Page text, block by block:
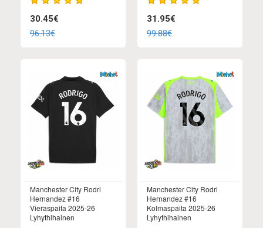
30.45€
96.13€
31.95€
99.88€
Manchester City Rodri
Hernandez #16
Vieraspaita 2025-26
Lyhythihainen
Manchester City Rodri
Hernandez #16
Kolmaspaita 2025-26
Lyhythihainen